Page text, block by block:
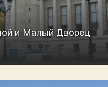
и Малый Дворец